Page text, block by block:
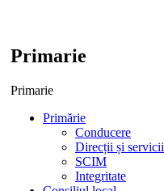
Primarie
Primarie
Primărie
Conducere
Direcții și servicii
SCIM
Integritate